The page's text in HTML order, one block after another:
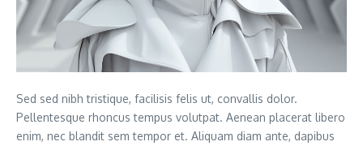
Sed sed nibh tristique, facilisis felis ut, convallis dolor.
Pellentesque rhoncus tempus volutpat. Aenean placerat libero
enim, nec blandit sem tempor et. Aliquam diam ante, dapibus